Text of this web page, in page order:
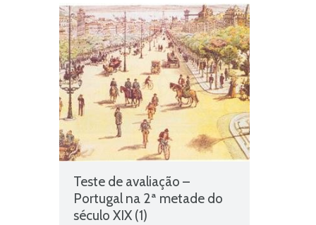
História e Geografia de Portugal,I
república portuguesa,Primeira
república,Queda da monarquia e a I
República,Revolução republicana e a
queda da monarquia,Teste de
Avaliação,Teste Diagnóstico 6º Ano
HGP
Teste de avaliação –
Portugal na 2ª metade do
século XIX (1)